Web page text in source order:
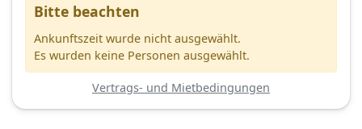
Bitte beachten
Ankunftszeit wurde nicht ausgewählt.
Es wurden keine Personen ausgewählt.
Vertrags- und Mietbedingungen